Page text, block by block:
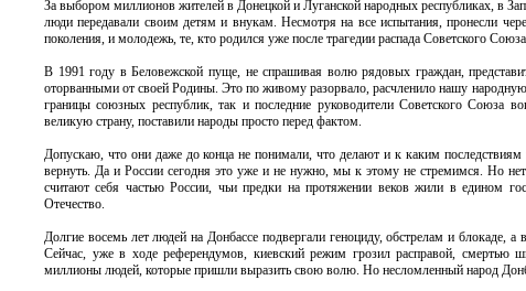
За выбором миллионов жителей в Донецкой и Луганской народных республиках, в
люди передавали своим детям и внукам. Несмотря на все испытания, пронесли
поколения, и молодежь, те, кто родился уже после трагедии распада Советского
В 1991 году в Беловежской пуще, не спрашивая волю рядовых граждан,
оторванными от своей Родины. Это по живому разорвало, расчленило нашу
границы союзных республик, так и последние руководители Советского Союза
великую страну, поставили народы просто перед фактом.
Допускаю, что они даже до конца не понимали, что делают и к каким
вернуть. Да и России сегодня это уже и не нужно, мы к этому не стремимся. Но
считают себя частью России, чьи предки на протяжении веков жили в едином
Отечество.
Долгие восемь лет людей на Донбассе подвергали геноциду, обстрелам и блокаде,
Сейчас, уже в ходе референдумов, киевский режим грозил расправой, смертью
миллионы людей, которые пришли выразить свою волю. Но несломленный народ